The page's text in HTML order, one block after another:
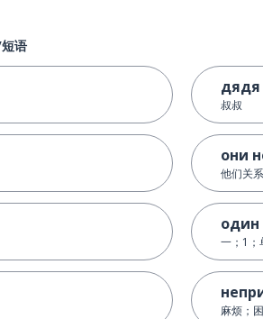
语
дядя
叔叔
они
他们关
один
一；1；
麻烦；